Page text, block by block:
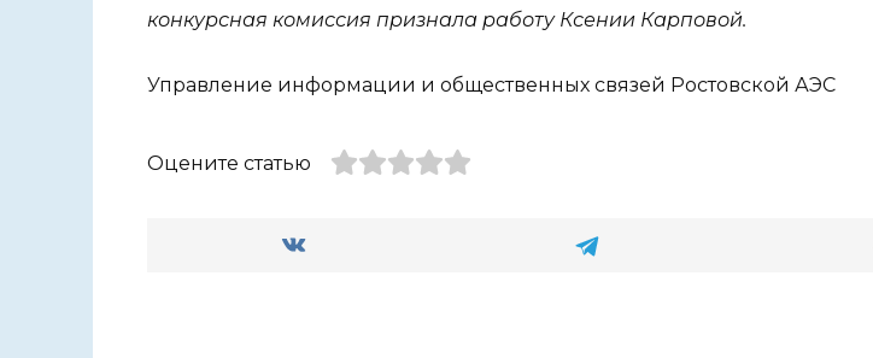
конкурсная комиссия признала работу Ксении Карповой.
Управление информации и общественных связей Ростовской АЭС
Оцените статью